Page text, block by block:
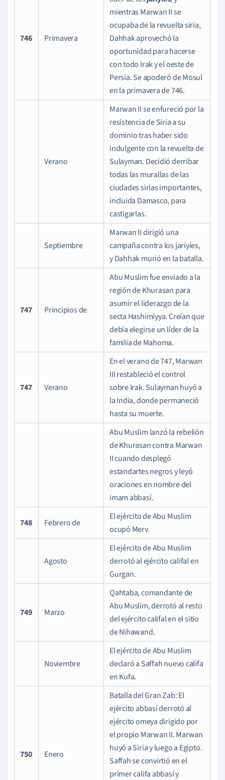
746 Primavera
mientras Marwan II se
ocupaba de la revuelta siria,
Dahhak aprovechó la
oportunidad para hacerse
con todo Irak y el oeste de
Persia. Se apoderó de Mosul
en la primavera de 746.
Verano
Marwan II se enfureció por la
resistencia de Siria a su
dominio tras haber sido
indulgente con la revuelta de
Sulayman. Decidió derribar
todas las murallas de las
ciudades sirias importantes,
incluida Damasco, para
castigarlas.
Septiembre
Marwan II dirigió una
campaña contra los jariyíes,
y Dahhak murió en la batalla.
747 Principios de
Abu Muslim fue enviado a la
región de Khurasan para
asumir el liderazgo de la
secta Hashimiyya. Creían que
debía elegirse un líder de la
familia de Mahoma.
747 Verano
En el verano de 747, Marwan
III restableció el control
sobre Irak. Sulayman huyó a
la India, donde permaneció
hasta su muerte.
Abu Muslim lanzó la rebelión
de Khurasan contra Marwan
II cuando desplegó
estandartes negros y leyó
oraciones en nombre del
imam abbasí.
748 Febrero de
El ejército de Abu Muslim
ocupó Merv.
Agosto
El ejército de Abu Muslim
derrotó al ejército califal en
Gurgan.
749 Marzo
Qahtaba, comandante de
Abu Muslim, derrotó al resto
del ejército califal en el sitio
de Nihawand.
Noviembre
El ejército de Abu Muslim
declaró a Saffah nuevo califa
en Kufa.
750 Enero
Batalla del Gran Zab: El
ejército abbasí derrotó al
ejército omeya dirigido por
el propio Marwan II. Marwan
huyó a Siria y luego a Egipto.
Saffah se convirtió en el
primer califa abbasí y